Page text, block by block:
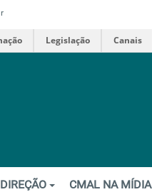
Legislação Canais
CMAL NA MÍDIA